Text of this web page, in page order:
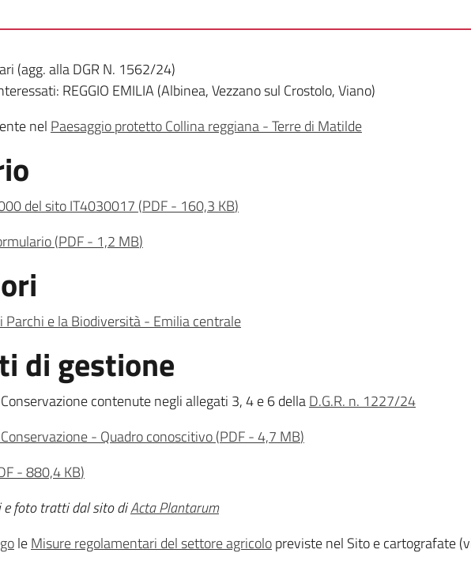
(agg. alla DGR N. 1562/24)
REGGIO EMILIA (Albinea, Vezzano sul Crostolo, Viano)
nel Paesaggio protetto Collina reggiana - Terre di Matilde
del sito IT4030017 (PDF- 160,3 KB)
(PDF- 1,2 MB)
Parchi e la Biodiversità - Emilia centrale
di gestione
contenute negli allegati 3, 4 e 6 dellaD.G.R. n. 1227/24
- Quadro conoscitivo(PDF-4,7 MB)
-880,4 KB)
e foto tratti dal sito diActa Plantarum
leMisure regolamentari del settore agricolopreviste nel Sito e cartografate